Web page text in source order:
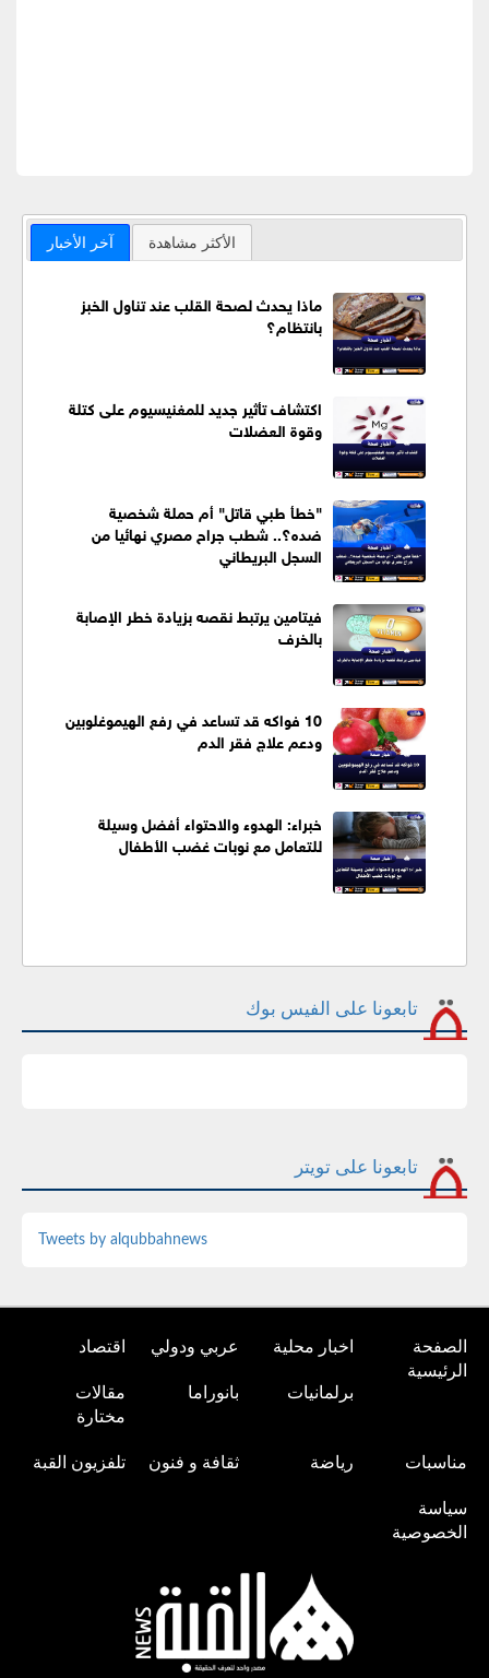
آخر الأخبار الأكثر مشاهدة
ماذا يحدث لصحة القلب عند تناول الخبز
بانتظام؟
اكتشاف تأثير جديد للمغنيسيوم على كتلة
وقوة العضلات
"خطأ طبي قاتل" أم حملة شخصية
ضده؟.. شطب جراح مصري نهائيا من
السجل البريطاني
فيتامين يرتبط نقصه بزيادة خطر الإصابة
بالخرف
10 فواكه قد تساعد في رفع الهيموغلوبين
ودعم علاج فقر الدم
خبراء: الهدوء والاحتواء أفضل وسيلة
للتعامل مع نوبات غضب الأطفال
تابعونا على الفيس بوك
تابعونا على تويتر
Tweets by alqubbahnews
الصفحة
الرئيسية
اخبار محلية عربي ودولي اقتصاد
برلمانيات بانوراما
مقالات
مختارة
مناسبات رياضة ثقافة و فنون تلفزيون القبة
سياسة
الخصوصية